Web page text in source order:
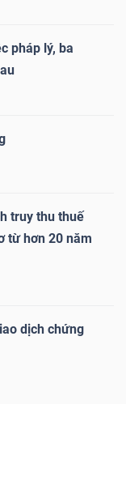
pháp lý, ba
truy thu thuế
từ hơn 20 năm
dịch chứng